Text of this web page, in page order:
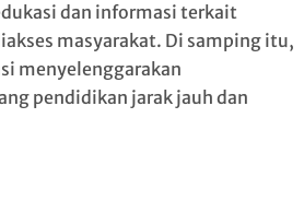
dan informasi terkait
masyarakat. Di samping itu,
menyelenggarakan
pendidikan jarak jauh dan